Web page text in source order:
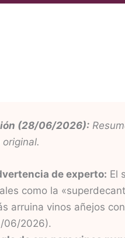
(28/06/2026):
de experto: El
como la
arruina vinos añejos
06/2026).